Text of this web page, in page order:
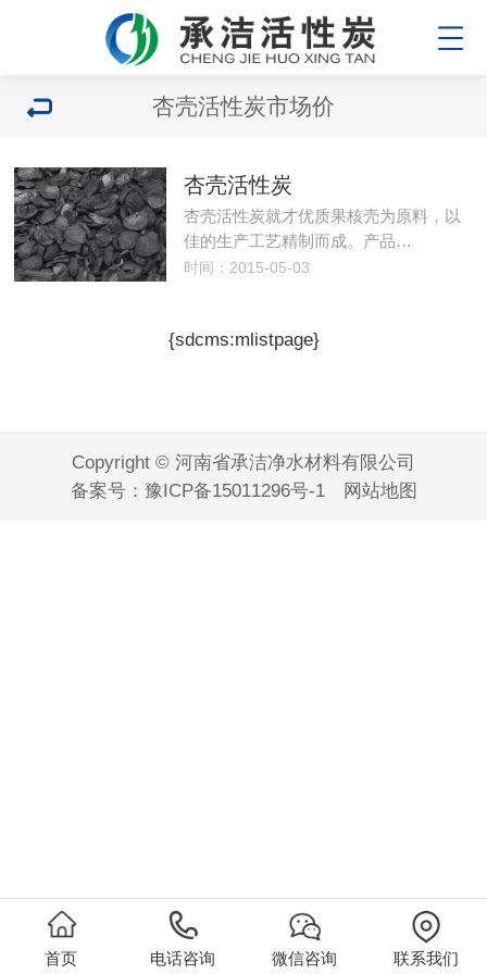
杏壳活性炭市场价
杏壳活性炭
杏壳活性炭就才优质果核壳为原料，以
佳的生产工艺精制而成。产品…
时间：2015-05-03
{sdcms:mlistpage}
Copyright © 河南省承洁净水材料有限公司
备案号： 豫ICP备15011296号-1 网站地图
首页 电话咨询 微信咨询 联系我们